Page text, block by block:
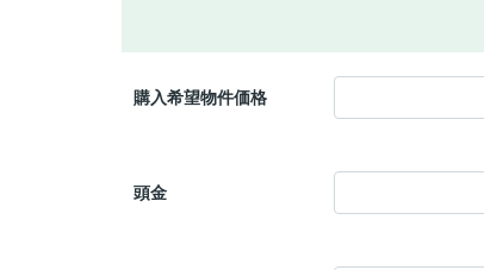
購入希望物件価格
頭金